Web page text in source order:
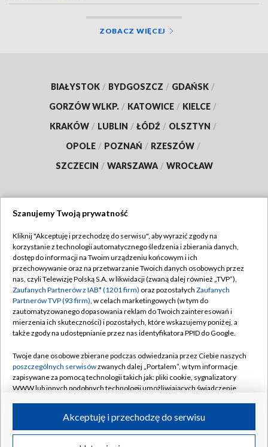
ZOBACZ WIĘCEJ
BIAŁYSTOK / BYDGOSZCZ / GDAŃSK /
GORZÓW WLKP. / KATOWICE / KIELCE /
KRAKÓW / LUBLIN / ŁÓDŹ / OLSZTYN /
OPOLE / POZNAŃ / RZESZÓW /
SZCZECIN / WARSZAWA / WROCŁAW
TVP
Abonament TVP
Emisja w TVP
Centrum informacji TVP
Naziemna Telewizja Cyfrowa
Rada Programowa
System NOS
Informacje o nadawcy
Program dla prasy
Regulamin TVP
Polityka prywatności
Moje zgody
Pomoc
Kontakt
Kanały
©2026 Telewizja Polska S.A. w likwidacji
Szanujemy Twoją prywatność
Kliknij "Akceptuję i przechodzę do serwisu", aby wyrazić zgody na
korzystanie z technologii automatycznego śledzenia i zbierania danych,
dostęp do informacji na Twoim urządzeniu końcowym i ich
przechowywanie oraz na przetwarzanie Twoich danych osobowych przez
nas, czyli Telewizję Polską S.A. w likwidacji (zwaną dalej również „TVP”),
Zaufanych Partnerów z IAB* (1201 firm) oraz pozostałych Zaufanych
Partnerów TVP (93 firm), w celach marketingowych (w tym do
zautomatyzowanego dopasowania reklam do Twoich zainteresowań i
mierzenia ich skuteczności) i pozostałych, które wskazujemy poniżej, a
także zgody na udostępnianie przez nas identyfikatora PPID do Google.
Twoje dane osobowe zbierane podczas odwiedzania przez Ciebie naszych
poszczególnych serwisówzwanych dalej „Portalem”, w tym informacje
zapisywane za pomocą technologii takich jak: pliki cookie, sygnalizatory
WWW lub innych podobnych technologii umożliwiających świadczenie
ruchu w Internecie.
Twoje dane osobowe zbierane podczas odwiedzania przez Ciebie
Akceptuję i przechodzę do serwisu